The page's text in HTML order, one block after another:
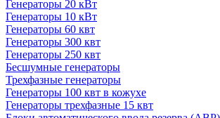
Генераторы 20 кВт
Генераторы 10 кВт
Генераторы 60 квт
Генераторы 300 квт
Генераторы 250 квт
Бесшумные генераторы
Трехфазные генераторы
Генераторы 100 квт в кожухе
Генераторы трехфазные 15 квт